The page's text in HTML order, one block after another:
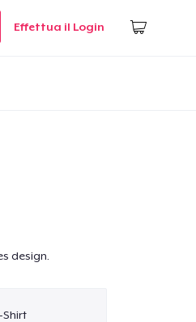
Effettua il Login
design.
Shirt